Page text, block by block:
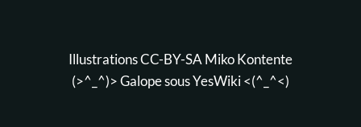
Illustrations CC-BY-SAMiko Kontente
(>^_^)> Galope sousYesWiki<(^_^<)